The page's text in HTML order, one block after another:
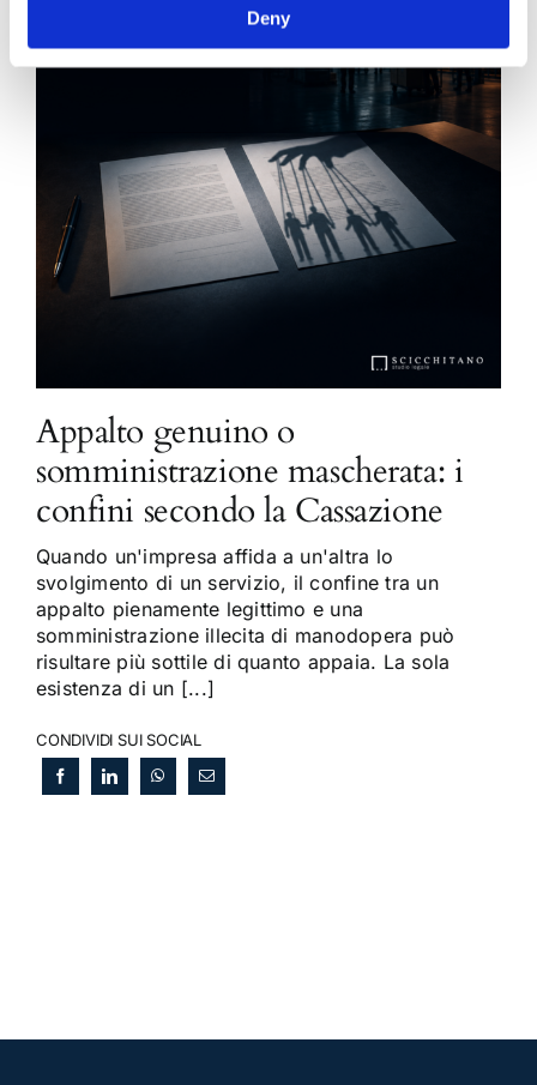
Deny
Appalto genuino o
somministrazione mascherata: i
confini secondo la Cassazione
Quando un'impresa affida a un'altra lo
svolgimento di un servizio, il confine tra un
appalto pienamente legittimo e una
somministrazione illecita di manodopera può
risultare più sottile di quanto appaia. La sola
esistenza di un [...]
CONDIVIDI SUI SOCIAL